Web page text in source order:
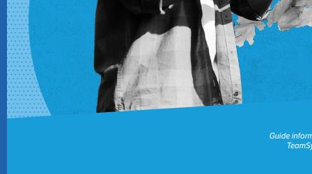
TeamSystem Corporate
TeamSystem Store